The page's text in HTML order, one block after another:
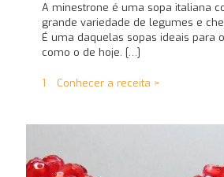
A minestrone é uma sopa italiana
grande variedade de legumes e
É uma daquelas sopas ideais para
como o de hoje. […]
1 Conhecer a receita >